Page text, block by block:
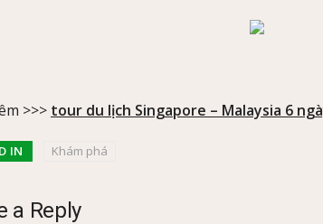
>>> tour du lịch Singapore – Malaysia 6
IN Khám phá
a Reply